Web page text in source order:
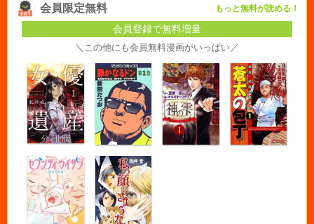
会員限定無料 もっと無料が読める！
会員登録で無料増量
＼この他にも会員無料漫画がいっぱい／